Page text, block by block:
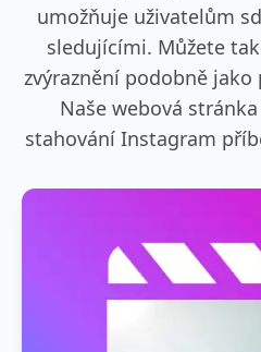
umožňuje uživatelům
sledujícími. Můžete
zvýraznění podobně
Naše webová
stahování Instagram